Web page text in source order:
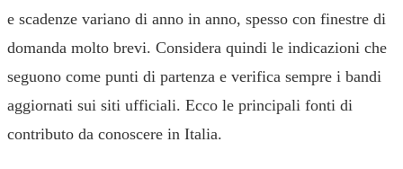
e scadenze variano di anno in anno, spesso con finestre di
domanda molto brevi. Considera quindi le indicazioni che
seguono come punti di partenza e verifica sempre i bandi
aggiornati sui siti ufficiali. Ecco le principali fonti di
contributo da conoscere in Italia.